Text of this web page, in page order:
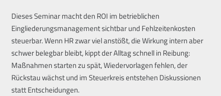
Dieses Seminar macht den ROI im betrieblichen
Eingliederungsmanagement sichtbar und Fehlzeitenkosten
steuerbar. Wenn HR zwar viel anstößt, die Wirkung intern aber
schwer belegbar bleibt, kippt der Alltag schnell in Reibung:
Maßnahmen starten zu spät, Wiedervorlagen fehlen, der
Rückstau wächst und im Steuerkreis entstehen Diskussionen
statt Entscheidungen.